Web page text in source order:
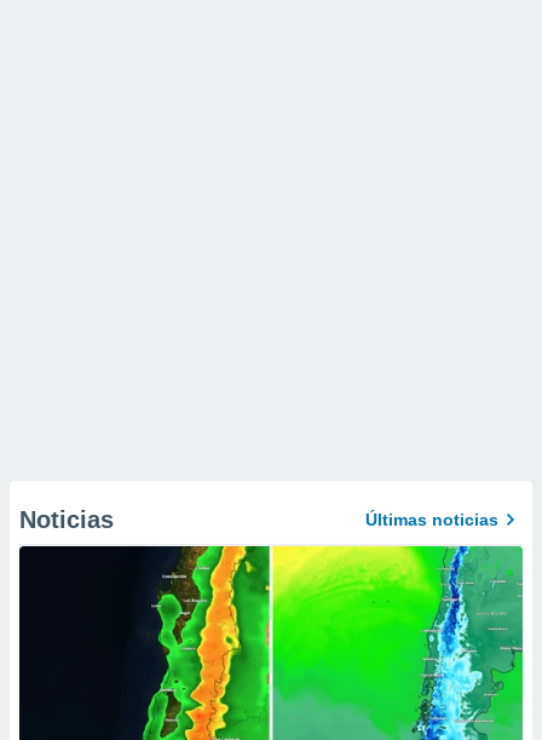
Noticias Últimas noticias